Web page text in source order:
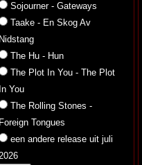
Sojourner - Gateways
Taake - En Skog Av
Nidstang
The Hu - Hun
The Plot In You - The Plot
In You
The Rolling Stones -
Foreign Tongues
een andere release uit juli